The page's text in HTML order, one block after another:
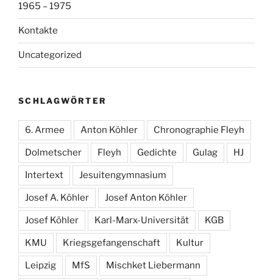
1965 – 1975
Kontakte
Uncategorized
SCHLAGWÖRTER
6. Armee Anton Köhler Chronographie Fleyh
Dolmetscher Fleyh Gedichte Gulag HJ
Intertext Jesuitengymnasium
Josef A. Köhler Josef Anton Köhler
Josef Köhler Karl-Marx-Universität KGB
KMU Kriegsgefangenschaft Kultur
Leipzig MfS Mischket Liebermann